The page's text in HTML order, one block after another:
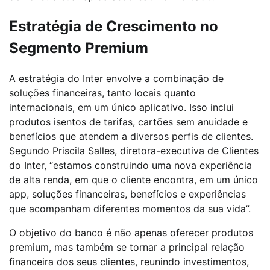
Estratégia de Crescimento no
Segmento Premium
A estratégia do Inter envolve a combinação de
soluções financeiras, tanto locais quanto
internacionais, em um único aplicativo. Isso inclui
produtos isentos de tarifas, cartões sem anuidade e
benefícios que atendem a diversos perfis de clientes.
Segundo Priscila Salles, diretora-executiva de Clientes
do Inter, “estamos construindo uma nova experiência
de alta renda, em que o cliente encontra, em um único
app, soluções financeiras, benefícios e experiências
que acompanham diferentes momentos da sua vida”.
O objetivo do banco é não apenas oferecer produtos
premium, mas também se tornar a principal relação
financeira dos seus clientes, reunindo investimentos,